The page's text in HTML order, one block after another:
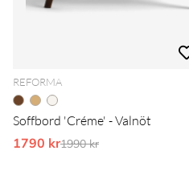
REFORMA
Soffbord 'Créme' - Valnöt
1790 krOrdinarie pris:
1990 kr